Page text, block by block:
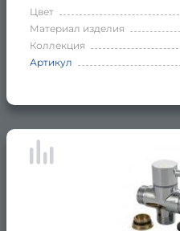
Цвет
Материал изделия
Коллекция
Артикул